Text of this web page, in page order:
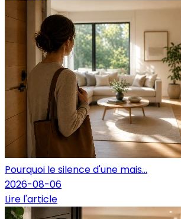
Pourquoi le silence d'une mais...
2026-08-06
Lire l'article